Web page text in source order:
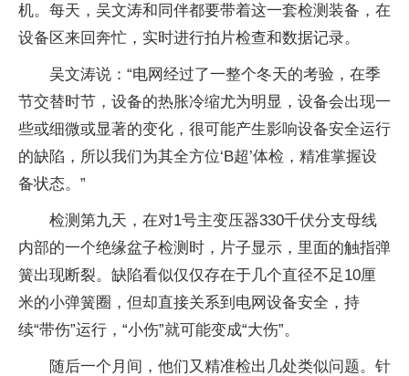
机。每天，吴文涛和同伴都要带着这一套检测装备，在
设备区来回奔忙，实时进行拍片检查和数据记录。
吴文涛说：“电网经过了一整个冬天的考验，在季
节交替时节，设备的热胀冷缩尤为明显，设备会出现一
些或细微或显著的变化，很可能产生影响设备安全运行
的缺陷，所以我们为其全方位‘B超’体检，精准掌握设
备状态。”
检测第九天，在对1号主变压器330千伏分支母线
内部的一个绝缘盆子检测时，片子显示，里面的触指弹
簧出现断裂。缺陷看似仅仅存在于几个直径不足10厘
米的小弹簧圈，但却直接关系到电网设备安全，持
续“带伤”运行，“小伤”就可能变成“大伤”。
随后一个月间，他们又精准检出几处类似问题。针